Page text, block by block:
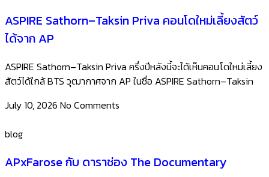
ASPIRE Sathorn–Taksin Priva คอนโดใหม่เลี้ยงสัตว์
ได้จาก AP
ASPIRE Sathorn–Taksin Priva ครึ่งปีหลังนี้จะได้เห็นคอนโดใหม่เลี้ยง
สัตว์ได้ใกล้ BTS วุฒากาศจาก AP ในชื่อ ASPIRE Sathorn–Taksin
July 10, 2026 No Comments
blog
APxFarose กับ ดาราช่อง The Documentary